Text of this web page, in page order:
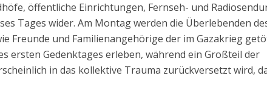
öffentliche Einrichtungen, Fernseh- und
Tages wider. Am Montag werden die Überlebenden
Freunde und Familienangehörige der im Gazakrieg
ersten Gedenktages erleben, während ein Großteil der
in das kollektive Trauma zurückversetzt wird,